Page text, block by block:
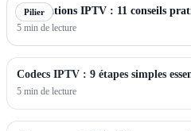
Pilier
Applications IPTV : 11 conseils
5 min de lecture
Codecs IPTV : 9 étapes simples
5 min de lecture